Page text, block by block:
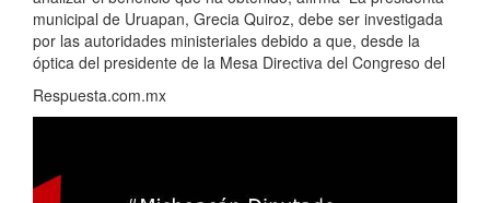
municipal de Uruapan, Grecia Quiroz, debe ser investigada
por las autoridades ministeriales debido a que, desde la
óptica del presidente de la Mesa Directiva del Congreso del
Respuesta.com.mx